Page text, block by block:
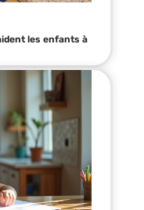
les enfants à